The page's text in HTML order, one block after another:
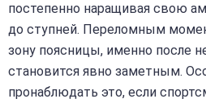
постепенно наращивая свою
до ступней. Переломным
зону поясницы, именно после
становится явно заметным.
пронаблюдать это, если